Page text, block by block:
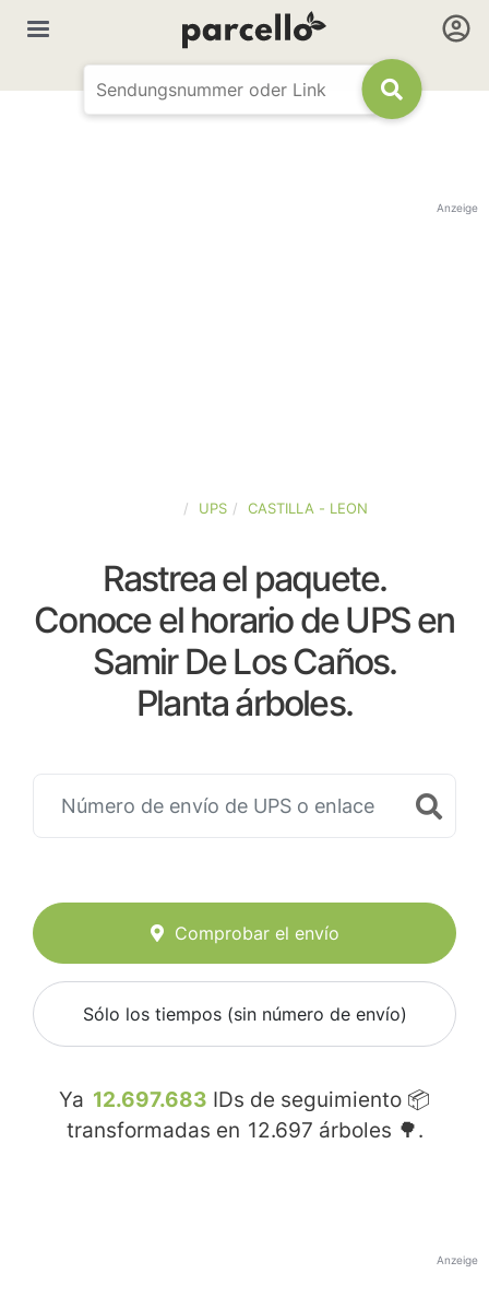
Anzeige
UPS CASTILLA - LEON
Rastrea el paquete.
Conoce el horario de UPS en
Samir De Los Caños.
Planta árboles.
Comprobar el envío
Sólo los tiempos (sin número de envío)
Ya 12.697.683 IDs de seguimiento 📦
transformadas en 12.697 árboles 🌳.
Anzeige